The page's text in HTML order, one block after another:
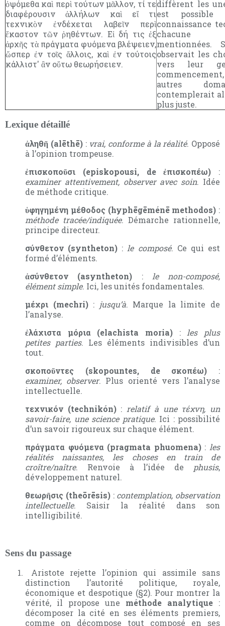
ὀψόμεθα καὶ περὶ τούτων μᾶλλον, τί τε
διαφέρουσιν ἀλλήλων καὶ εἴ τι
τεχνικὸν ἐνδέχεται λαβεῖν περὶ
ἕκαστον τῶν ῥηθέντων. Εἰ δή τις ἐξ
ἀρχῆς τὰ πράγματα φυόμενα βλέψειεν,
ὥσπερ ἐν τοῖς ἄλλοις, καὶ ἐν τούτοις
κάλλιστ' ἂν οὕτω θεωρήσειεν.
diffèrent les
est possible
connaissance
chacune
mentionnées.
observait les
vers leur
autres
contemplerait
plus juste.
Lexique détaillé
ἀληθῆ (alēthē): vrai, conforme à la réalité. Opposé
à l’opinion trompeuse.
ἐπισκοποῦσι (episkopousi, de ἐπισκοπέω) :
examiner attentivement, observer avec soin. Idée
de méthode critique.
ὑφηγημένη μέθοδος (hyphēgēménē methodos) :
méthode tracée/indiquée. Démarche rationnelle,
principe directeur.
σύνθετον (syntheton) :le composé. Ce qui est
formé d’éléments.
ἀσύνθετον (asyntheton) : le non-composé,
élément simple. Ici, les unités fondamentales.
μέχρι (mechri): jusqu’à. Marque la limite de
l’analyse.
ἐλάχιστα μόρια (elachista moria) :les plus
petites parties. Les éléments indivisibles d’un
tout.
σκοποῦντες (skopountes, de σκοπέω) :
examiner, observer. Plus orienté vers l’analyse
intellectuelle.
τεχνικόν (technikón):relatif à une τέχνη, un
savoir-faire, une science pratique. Ici : possibilité
d’un savoir rigoureux sur chaque élément.
πράγματα φυόμενα (pragmata phuomena):les
réalités naissantes, les choses en train de
croître/naître. Renvoie à l’idée de phusis,
développement naturel.
θεωρῆσις (theōrēsis): contemplation, observation
intellectuelle. Saisir la réalité dans son
intelligibilité.
Sens du passage
Aristote rejette l’opinion qui assimile sans
distinction l’autorité politique, royale,
économique et despotique (§2). Pour montrer la
vérité, il propose une méthode analytique :
décomposer la cité en ses éléments premiers,
comme on décompose tout composé en ses